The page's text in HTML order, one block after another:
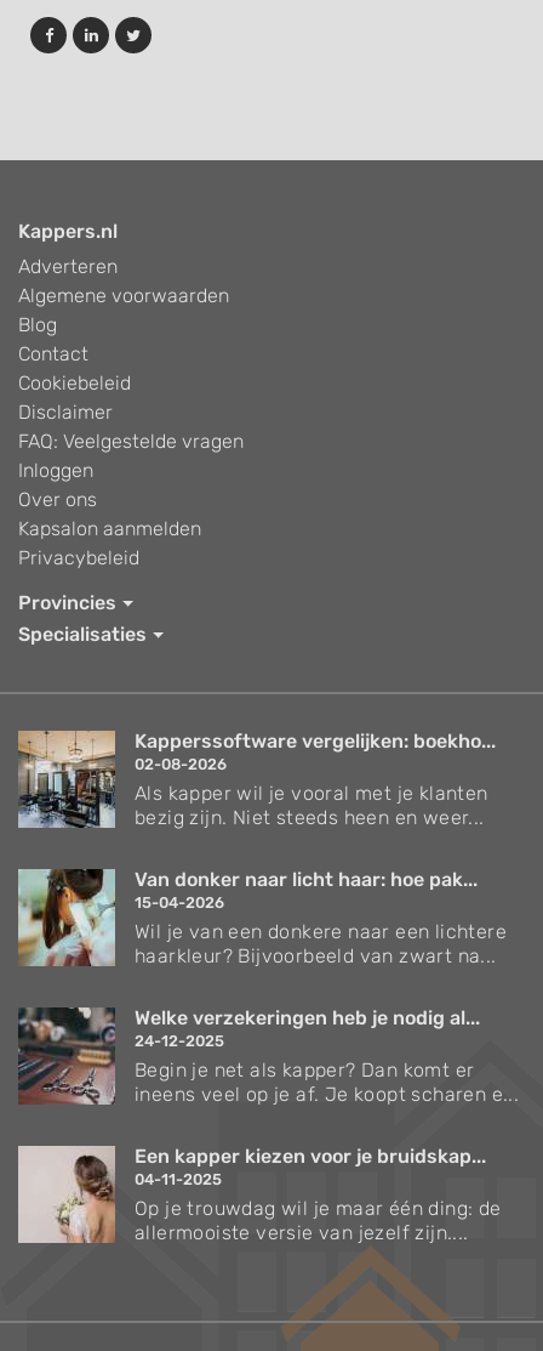
Kappers.nl
Adverteren
Algemene voorwaarden
Blog
Contact
Cookiebeleid
Disclaimer
FAQ: Veelgestelde vragen
Inloggen
Over ons
Kapsalon aanmelden
Privacybeleid
Provincies
Specialisaties
Kapperssoftware vergelijken: boekho...
02-08-2026
Als kapper wil je vooral met je klanten
bezig zijn. Niet steeds heen en weer...
Van donker naar licht haar: hoe pak...
15-04-2026
Wil je van een donkere naar een lichtere
haarkleur? Bijvoorbeeld van zwart na...
Welke verzekeringen heb je nodig al...
24-12-2025
Begin je net als kapper? Dan komt er
ineens veel op je af. Je koopt scharen e...
Een kapper kiezen voor je bruidskap...
04-11-2025
Op je trouwdag wil je maar één ding: de
allermooiste versie van jezelf zijn....